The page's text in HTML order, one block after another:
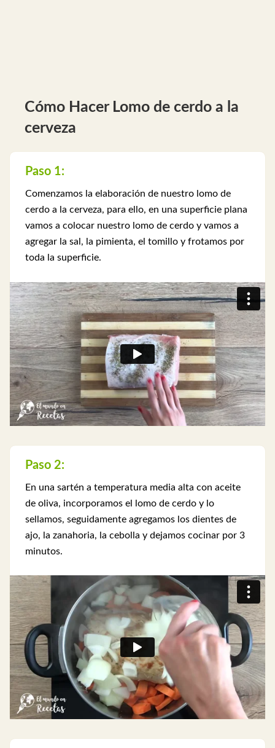
Cómo Hacer Lomo de cerdo a la
cerveza
Paso 1:
Comenzamos la elaboración de nuestro lomo de
cerdo a la cerveza, para ello, en una superficie plana
vamos a colocar nuestro lomo de cerdo y vamos a
agregar la sal, la pimienta, el tomillo y frotamos por
toda la superficie.
Paso 2:
En una sartén a temperatura media alta con aceite
de oliva, incorporamos el lomo de cerdo y lo
sellamos, seguidamente agregamos los dientes de
ajo, la zanahoria, la cebolla y dejamos cocinar por 3
minutos.